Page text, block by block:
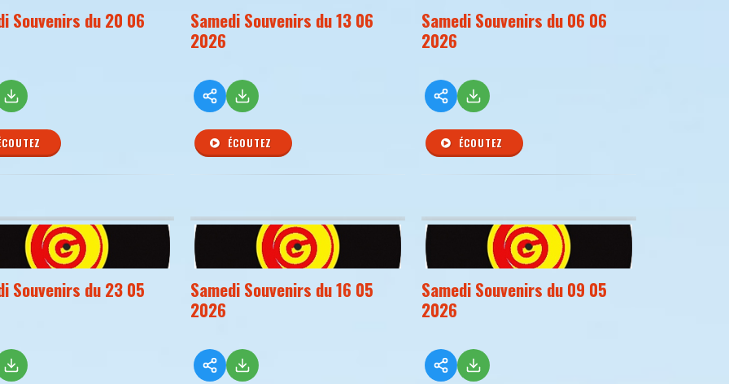
Souvenirs du 20 06
Samedi Souvenirs du 13 06
2026
ÉCOUTEZ
Samedi Souvenirs du 06 06
2026
ÉCOUTEZ
Souvenirs du 23 05
Samedi Souvenirs du 16 05
2026
Samedi Souvenirs du 09 05
2026